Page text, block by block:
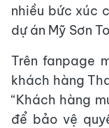
nhiều bức xúc
dự án Mỹ Sơn
Trên fanpage
khách hàng
“Khách hàng
để bảo vệ